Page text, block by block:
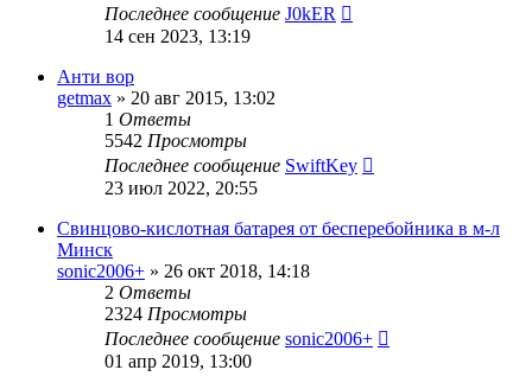
Последнее сообщение J0kER
14 сен 2023, 13:19
Анти вор
getmax » 20 авг 2015, 13:02
1 Ответы
5542 Просмотры
Последнее сообщение SwiftKey
23 июл 2022, 20:55
Свинцово-кислотная батарея от бесперебойника в м-л
Минск
sonic2006+ » 26 окт 2018, 14:18
2 Ответы
2324 Просмотры
Последнее сообщение sonic2006+
01 апр 2019, 13:00